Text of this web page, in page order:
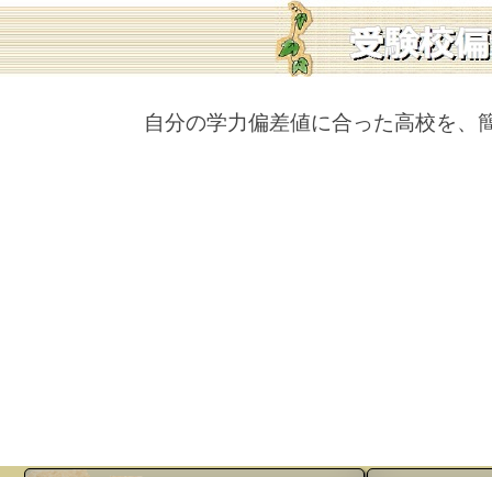
自分の学力偏差値に合った高校を、